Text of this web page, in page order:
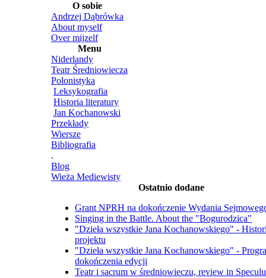
O sobie
Andrzej Dąbrówka
About myself
Over mijzelf
Menu
Niderlandy
Teatr Średniowiecza
Polonistyka
Leksykografia
Historia literatury
Jan Kochanowski
Przekłady
Wiersze
Bibliografia
.
Blog
Wieża Mediewisty
Ostatnio dodane
Grant NPRH na dokończenie Wydania
Singing in the Battle. About the "Bogurodzica"
"Dzieła wszystkie Jana Kochanowskiego" -
projektu
"Dzieła wszystkie Jana Kochanowskiego" -
dokończenia edycji
Teatr i sacrum w średniowieczu, review in